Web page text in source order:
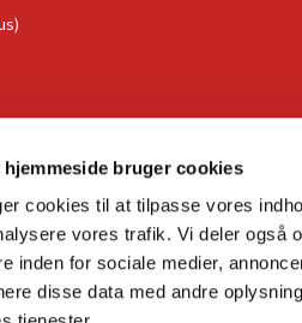
hjemmeside bruger cookies
cookies til at tilpasse vores
vores trafik. Vi deler også
inden for sociale medier,
disse data med andre